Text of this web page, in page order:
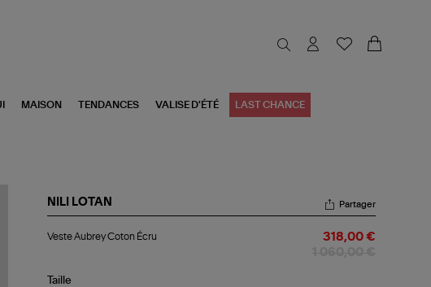
MAISON TENDANCES VALISE D'ÉTÉ LAST CHANCE
NILI LOTAN
Aubrey
Partager
Veste Aubrey Coton Écru 318,00 €
Taille